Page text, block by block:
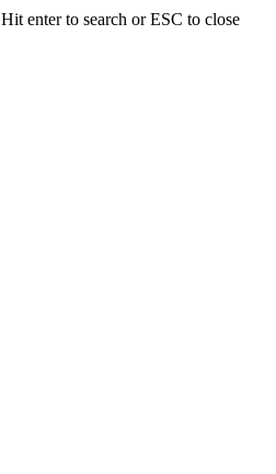
Hit enter to search or ESC to close